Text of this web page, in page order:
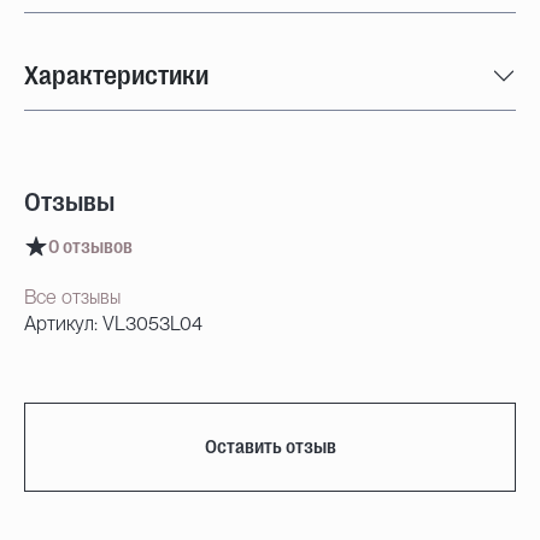
Характеристики
Отзывы
0 отзывов
Все отзывы
Артикул: VL3053L04
Оставить отзыв